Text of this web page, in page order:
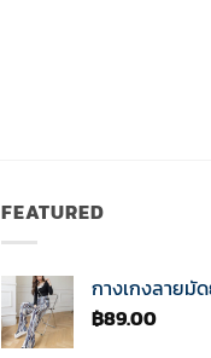
FEATURED
กางเกงลายมั
฿89.00